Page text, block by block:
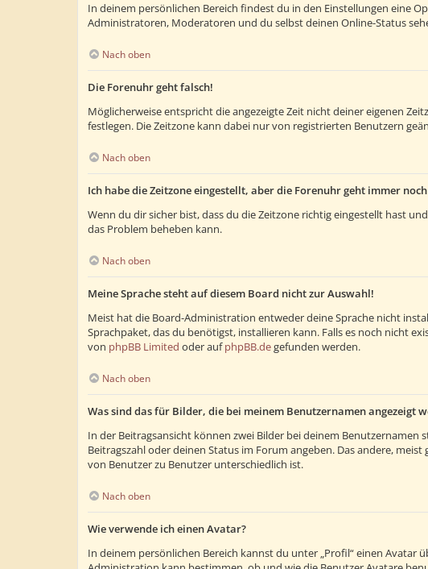
In deinem persönlichen Bereich findest du in den Einstellungen eine
Administratoren, Moderatoren und du selbst deinen Online-Status
Nach oben
Die Forenuhr geht falsch!
Möglicherweise entspricht die angezeigte Zeit nicht deiner eigenen
festlegen. Die Zeitzone kann dabei nur von registrierten Benutzern
Nach oben
Ich habe die Zeitzone eingestellt, aber die Forenuhr geht immer
Wenn du dir sicher bist, dass du die Zeitzone richtig eingestellt hast
das Problem beheben kann.
Nach oben
Meine Sprache steht auf diesem Board nicht zur Auswahl!
Meist hat die Board-Administration entweder deine Sprache nicht
Sprachpaket, das du benötigst, installieren kann. Falls es noch nicht
von phpBB Limited oder aufphpBB.degefunden werden.
Nach oben
Was sind das für Bilder, die bei meinem Benutzernamen angezeigt
In der Beitragsansicht können zwei Bilder bei deinem Benutzernamen
Beitragszahl oder deinen Status im Forum angeben. Das andere,
von Benutzer zu Benutzer unterschiedlich ist.
Nach oben
Wie verwende ich einen Avatar?
In deinem persönlichen Bereich kannst du unter „Profil“ einen Avatar